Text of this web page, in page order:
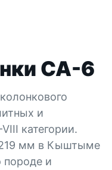
СА-6
и
категории.
мм в Кыштыме
породе и